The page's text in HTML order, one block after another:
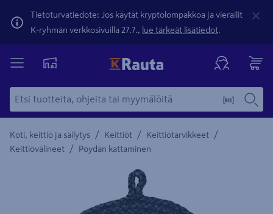
Tietoturvatiedote: Jos käytät kryptolompakkoa ja vierailit
K-ryhmän verkkosivuilla 27.7., lue tärkeät lisätiedot.
Koti, keittiö ja säilytys / Keittiöt / Keittiötarvikkeet /
Keittiövälineet / Pöydän kattaminen
Yksityiskohtainen kuvaus löytyy Tuotteen kuvaus -